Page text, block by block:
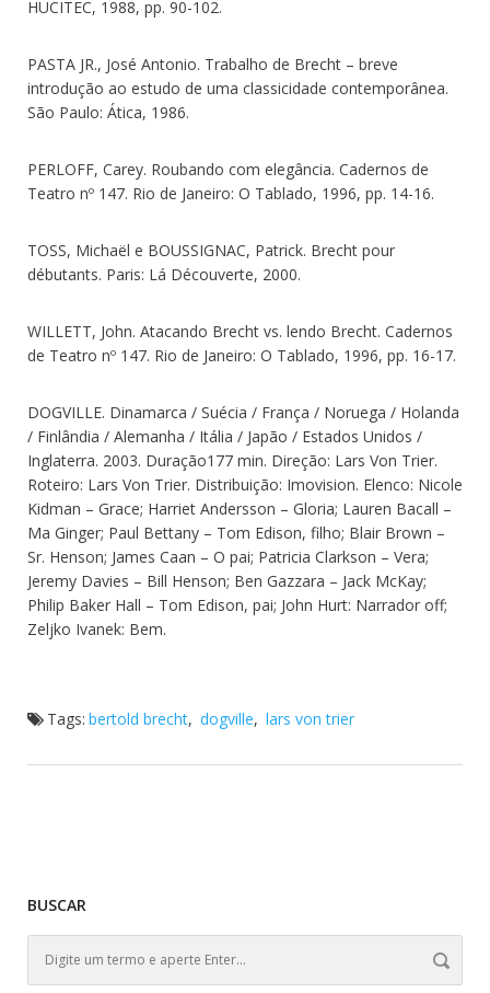
HUCITEC, 1988, pp. 90-102.
PASTA JR., José Antonio. Trabalho de Brecht – breve
introdução ao estudo de uma classicidade contemporânea.
São Paulo: Ática, 1986.
PERLOFF, Carey. Roubando com elegância. Cadernos de
Teatro nº 147. Rio de Janeiro: O Tablado, 1996, pp. 14-16.
TOSS, Michaël e BOUSSIGNAC, Patrick. Brecht pour
débutants. Paris: Lá Découverte, 2000.
WILLETT, John. Atacando Brecht vs. lendo Brecht. Cadernos
de Teatro nº 147. Rio de Janeiro: O Tablado, 1996, pp. 16-17.
DOGVILLE. Dinamarca / Suécia / França / Noruega / Holanda
/ Finlândia / Alemanha / Itália / Japão / Estados Unidos /
Inglaterra. 2003. Duração177 min. Direção: Lars Von Trier.
Roteiro: Lars Von Trier. Distribuição: Imovision. Elenco: Nicole
Kidman – Grace; Harriet Andersson – Gloria; Lauren Bacall –
Ma Ginger; Paul Bettany – Tom Edison, filho; Blair Brown –
Sr. Henson; James Caan – O pai; Patricia Clarkson – Vera;
Jeremy Davies – Bill Henson; Ben Gazzara – Jack McKay;
Philip Baker Hall – Tom Edison, pai; John Hurt: Narrador off;
Zeljko Ivanek: Bem.
Tags: bertold brecht, dogville, lars von trier
BUSCAR